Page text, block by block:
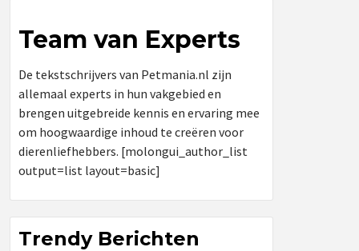
Team van Experts
De tekstschrijvers van Petmania.nl zijn
allemaal experts in hun vakgebied en
brengen uitgebreide kennis en ervaring mee
om hoogwaardige inhoud te creëren voor
dierenliefhebbers. [molongui_author_list
output=list layout=basic]
Trendy Berichten